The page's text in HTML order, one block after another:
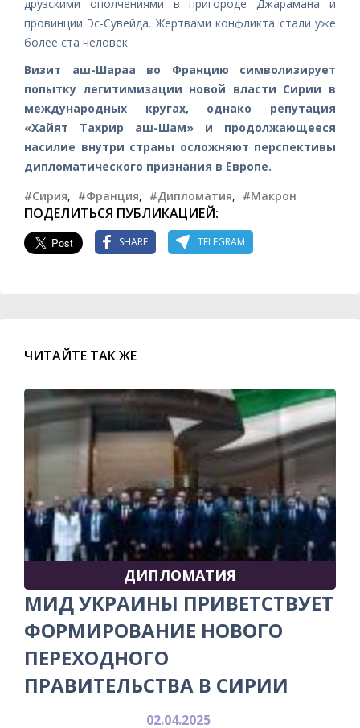
друзскими ополчениями в пригороде Джарамана и
провинции Эс-Сувейда. Жертвами конфликта стали уже
более ста человек.
Визит аш-Шараа во Францию символизирует
попытку легитимизации новой власти Сирии в
международных кругах, однако репутация
«Хайят Тахрир аш-Шам» и продолжающееся
насилие внутри страны осложняют перспективы
дипломатического признания в Европе.
#Сирия, #Франция, #Дипломатия, #Макрон
ПОДЕЛИТЬСЯ ПУБЛИКАЦИЕЙ:
SHARE TELEGRAM
ЧИТАЙТЕ ТАК ЖЕ
ДИПЛОМАТИЯ
МИД УКРАИНЫ ПРИВЕТСТВУЕТ
ФОРМИРОВАНИЕ НОВОГО
ПЕРЕХОДНОГО
ПРАВИТЕЛЬСТВА В СИРИИ
02.04.2025